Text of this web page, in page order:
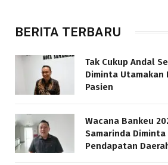
BERITA TERBARU
Tak Cukup Andal
Diminta Utamakan
Pasien
Wacana Bankeu
Samarinda
Pendapatan